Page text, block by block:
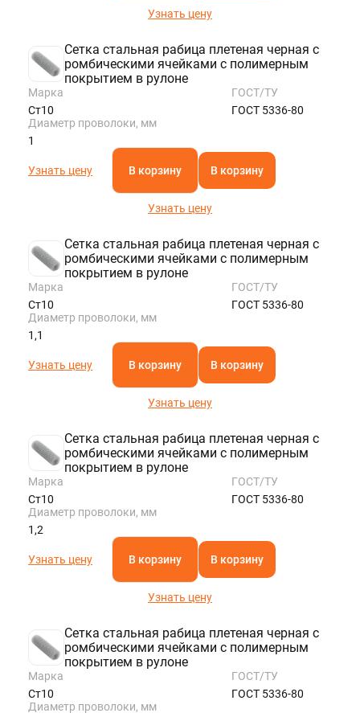
Узнать цену
Сетка стальная рабица плетеная черная с
ромбическими ячейками с полимерным
покрытием в рулоне
Марка
Ст10
ГОСТ/ТУ
ГОСТ 5336-80
Диаметр проволоки, мм
1
Узнать цену В корзину В корзину
Узнать цену
Сетка стальная рабица плетеная черная с
ромбическими ячейками с полимерным
покрытием в рулоне
Марка
Ст10
ГОСТ/ТУ
ГОСТ 5336-80
Диаметр проволоки, мм
1,1
Узнать цену В корзину В корзину
Узнать цену
Сетка стальная рабица плетеная черная с
ромбическими ячейками с полимерным
покрытием в рулоне
Марка
Ст10
ГОСТ/ТУ
ГОСТ 5336-80
Диаметр проволоки, мм
1,2
Узнать цену В корзину В корзину
Узнать цену
Сетка стальная рабица плетеная черная с
ромбическими ячейками с полимерным
покрытием в рулоне
Марка
Ст10
ГОСТ/ТУ
ГОСТ 5336-80
Диаметр проволоки, мм